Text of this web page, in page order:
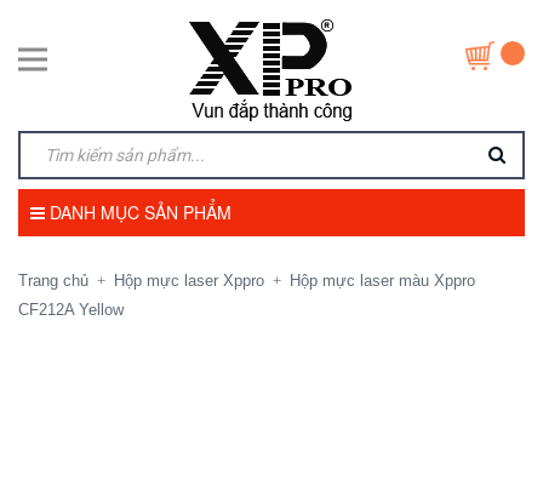
DANH MỤC SẢN PHẨM
Trang chủ + Hộp mực laser Xppro +
Hộp mực laser màu Xppro
CF212A Yellow